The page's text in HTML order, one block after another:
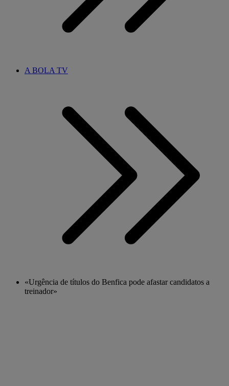
A BOLA TV
«Urgência de títulos do Benfica pode afastar candidatos a
treinador»